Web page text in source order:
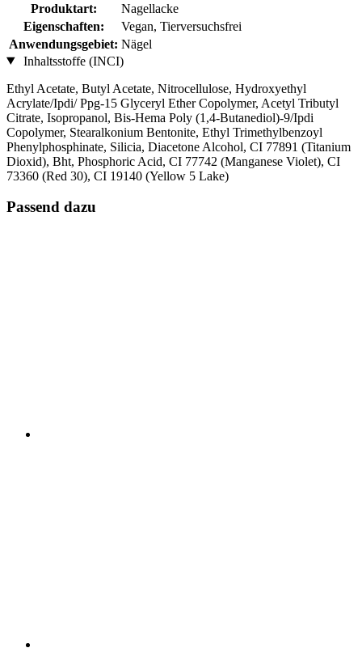
Produktart:
Nagellacke
Eigenschaften:
Vegan, Tierversuchsfrei
Anwendungsgebiet: Nägel
Inhaltsstoffe (INCI)
Ethyl Acetate, Butyl Acetate, Nitrocellulose, Hydroxyethyl
Acrylate/Ipdi/ Ppg-15 Glyceryl Ether Copolymer, Acetyl Tributyl
Citrate, Isopropanol, Bis-Hema Poly (1,4-Butanediol)-9/Ipdi
Copolymer, Stearalkonium Bentonite, Ethyl Trimethylbenzoyl
Phenylphosphinate, Silicia, Diacetone Alcohol, CI 77891 (Titanium
Dioxid), Bht, Phosphoric Acid, CI 77742 (Manganese Violet), CI
73360 (Red 30), CI 19140 (Yellow 5 Lake)
Passend dazu